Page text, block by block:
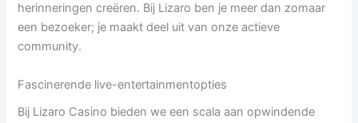
herinneringen creëren. Bij Lizaro ben je meer dan zomaar
een bezoeker; je maakt deel uit van onze actieve
community.
Fascinerende live-entertainmentopties
Bij Lizaro Casino bieden we een scala aan opwindende